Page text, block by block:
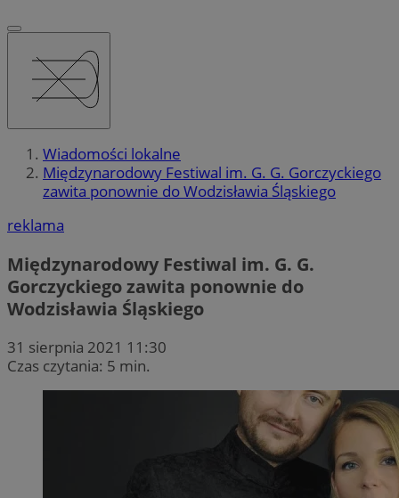
Wiadomości lokalne
Międzynarodowy Festiwal im. G. G. Gorczyckiego
zawita ponownie do Wodzisławia Śląskiego
reklama
Międzynarodowy Festiwal im. G. G.
Gorczyckiego zawita ponownie do
Wodzisławia Śląskiego
31 sierpnia 2021 11:30
Czas czytania: 5 min.